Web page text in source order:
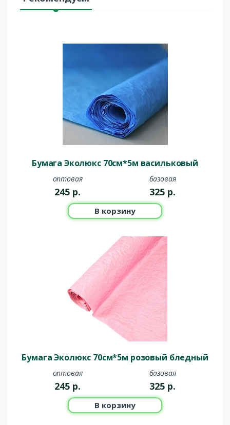
Бумага Эколюкс 70см*5м васильковый
оптовая
245 р.
базовая
325 р.
В корзину
Бумага Эколюкс 70см*5м розовый бледный
оптовая
245 р.
базовая
325 р.
В корзину